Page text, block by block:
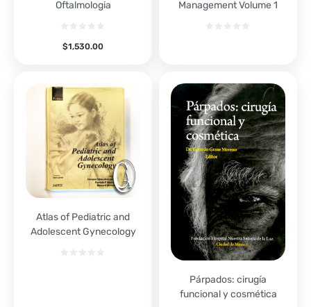
Oftalmologia
$1,530.00
Management Volume 1
Atlas of Pediatric and
Adolescent Gynecology
Párpados: cirugía
funcional y cosmética